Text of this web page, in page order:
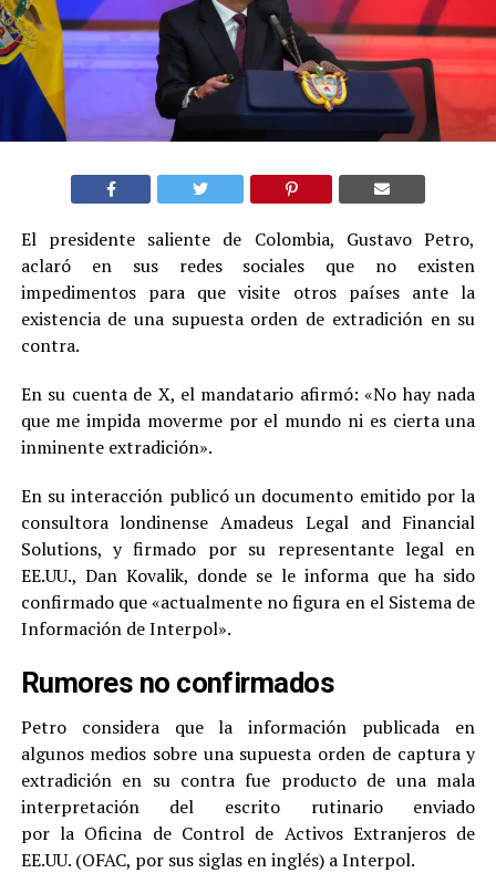
El presidente saliente de Colombia, Gustavo Petro,
aclaró en sus redes sociales que no existen
impedimentos para que visite otros países ante la
existencia de una supuesta orden de extradición en su
contra.
En su cuenta de X, el mandatario afirmó: «No hay nada
que me impida moverme por el mundo ni es cierta una
inminente extradición».
En su interacción publicó un documento emitido por la
consultora londinense Amadeus Legal and Financial
Solutions, y firmado por su representante legal en
EE.UU., Dan Kovalik, donde se le informa que ha sido
confirmado que «actualmente no figura en el Sistema de
Información de Interpol».
Rumores no confirmados
Petro considera que la información publicada en
algunos medios sobre una supuesta orden de captura y
extradición en su contra fue producto de una mala
interpretación del escrito rutinario enviado
por la Oficina de Control de Activos Extranjeros de
EE.UU. (OFAC, por sus siglas en inglés) a Interpol.